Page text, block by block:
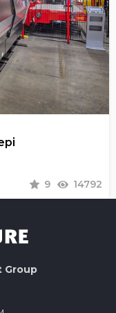
9 14792
Group